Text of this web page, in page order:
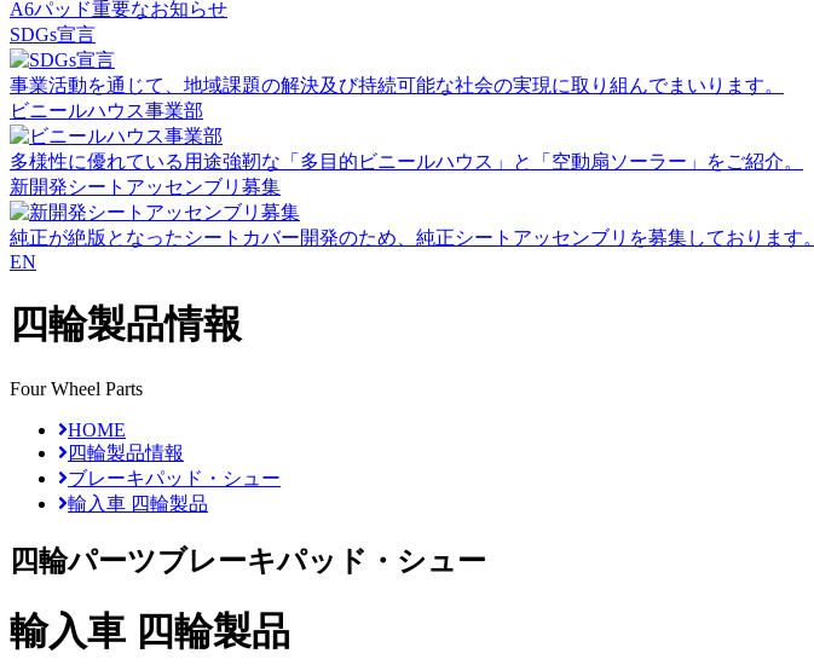
A6パッド重要なお知らせ
SDGs宣言
事業活動を通じて、地域課題の解決及び持続可能な社会の実現に取り組んでまいります。
ビニールハウス事業部
多様性に優れている用途強靭な「多目的ビニールハウス」と「空動扇ソーラー」をご紹介。
新開発シートアッセンブリ募集
純正が絶版となったシートカバー開発のため、純正シートアッセンブリを募集しております。
EN
四輪製品情報
Four Wheel Parts
HOME
四輪製品情報
ブレーキパッド・シュー
輸入車 四輪製品
四輪パーツブレーキパッド・シュー
輸入車 四輪製品